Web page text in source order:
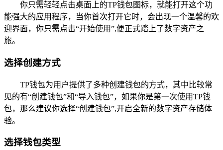
你只需轻轻点击桌面上的TP钱包图标，就能打开这个功
能强大的应用程序，当你首次打开它时，会出现一个温馨的欢
迎界面，你只需点击“开始使用”,便正式踏上了数字资产之
旅。
选择创建方式
TP钱包为用户提供了多种创建钱包的方式，其中比较常
见的有“创建钱包”和“导入钱包”，如果你是第一次使用TP钱
包，那么建议你选择“创建钱包”,开启全新的数字资产存储体
验。
选择钱包类型